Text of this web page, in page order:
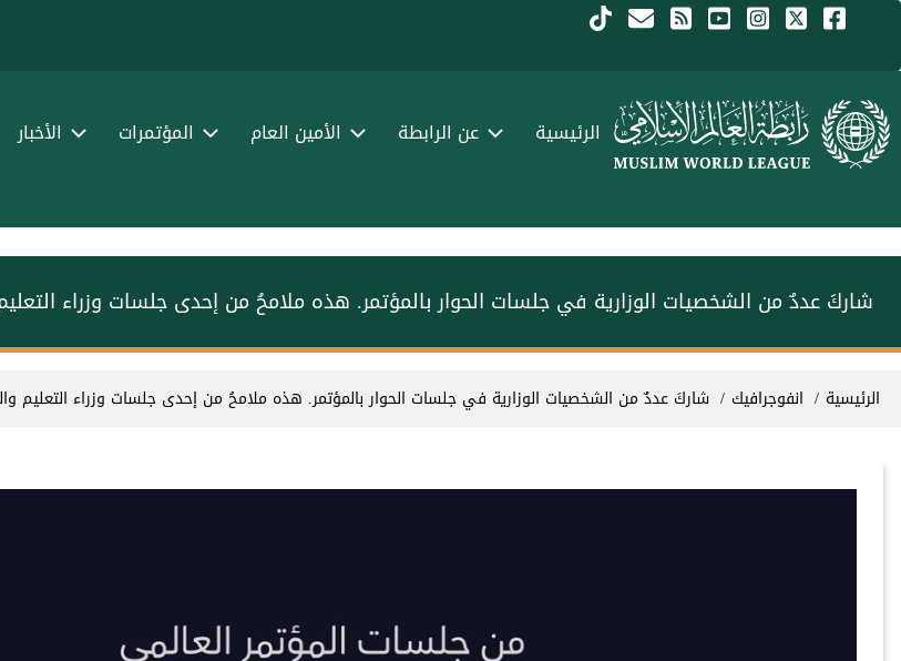
تجاوز إلى المحتوى الرئيسي
Menu Arabic الرئيسية عن الرابطة الأمين العام المؤتمرات الأخبار
شاركَ عددٌ من الشخصيات الوزارية في جلسات الحوار بالمؤتمر. ‏هذه ملامحُ من إحدى جلسات وزراء
مسار التنقل
الرئيسية انفوجرافيك شاركَ عددٌ من الشخصيات الوزارية في جلسات الحوار بالمؤتمر. ‏هذه ملامحُ من إحدى جلسات وزراء التعليم